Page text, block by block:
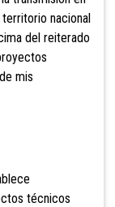
nacional
del reiterado
mis
técnicos